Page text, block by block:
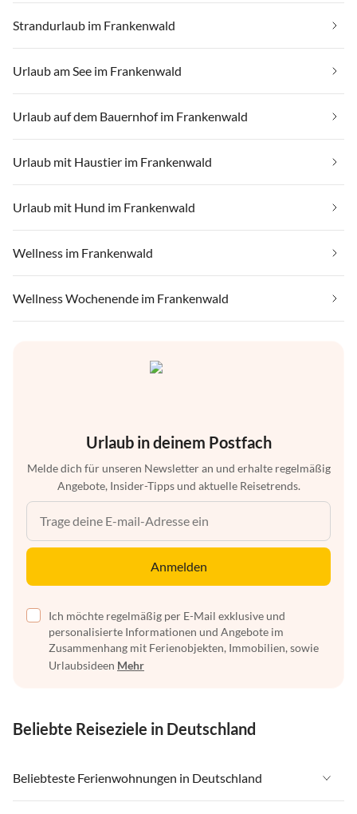
Strandurlaub im Frankenwald
Urlaub am See im Frankenwald
Urlaub auf dem Bauernhof im Frankenwald
Urlaub mit Haustier im Frankenwald
Urlaub mit Hund im Frankenwald
Wellness im Frankenwald
Wellness Wochenende im Frankenwald
Urlaub in deinem Postfach
Melde dich für unseren Newsletter an und erhalte regelmäßig
Angebote, Insider-Tipps und aktuelle Reisetrends.
Anmelden
Ich möchte regelmäßig per E-Mail exklusive und
personalisierte Informationen und Angebote im
Zusammenhang mit Ferienobjekten, Immobilien, sowie
Urlaubsideen Mehr
Beliebte Reiseziele in Deutschland
Beliebteste Ferienwohnungen in Deutschland